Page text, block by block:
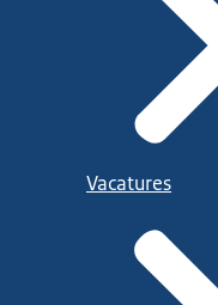
Vacatures